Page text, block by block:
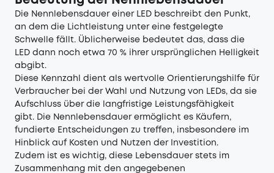
Die Nennlebensdauer einer LED beschreibt den Punkt,
an dem die Lichtleistung unter eine festgelegte
Schwelle fällt. Üblicherweise bedeutet das, dass die
LED dann noch etwa 70 % ihrer ursprünglichen Helligkeit
abgibt.
Diese Kennzahl dient als wertvolle Orientierungshilfe für
Verbraucher bei der Wahl und Nutzung von LEDs, da sie
Aufschluss über die langfristige Leistungsfähigkeit
gibt. Die Nennlebensdauer ermöglicht es Käufern,
fundierte Entscheidungen zu treffen, insbesondere im
Hinblick auf Kosten und Nutzen der Investition.
Zudem ist es wichtig, diese Lebensdauer stets im
Zusammenhang mit den angegebenen